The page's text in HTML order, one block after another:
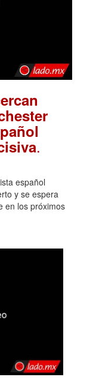
.
español
y se espera
en los próximos